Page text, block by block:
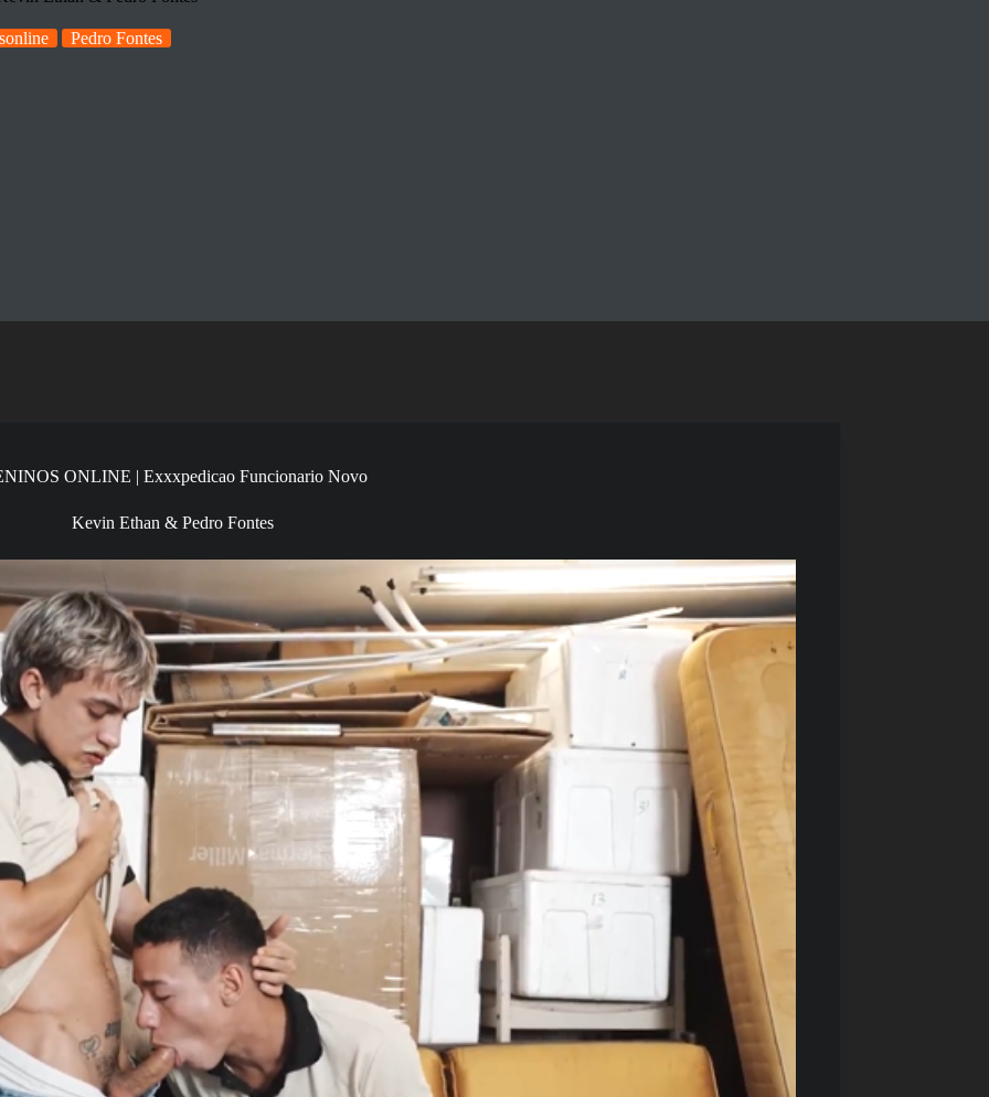
Pedro Fontes
ONLINE | Exxxpedicao Funcionario Novo
Kevin Ethan & Pedro Fontes